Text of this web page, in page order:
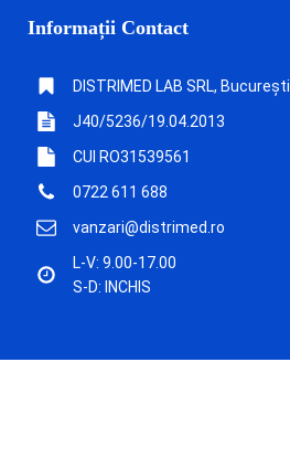
Informații Contact
DISTRIMED LAB SRL, București
J40/5236/19.04.2013
CUI RO31539561
0722 611 688
vanzari@distrimed.ro
L-V: 9.00-17.00
S-D: INCHIS